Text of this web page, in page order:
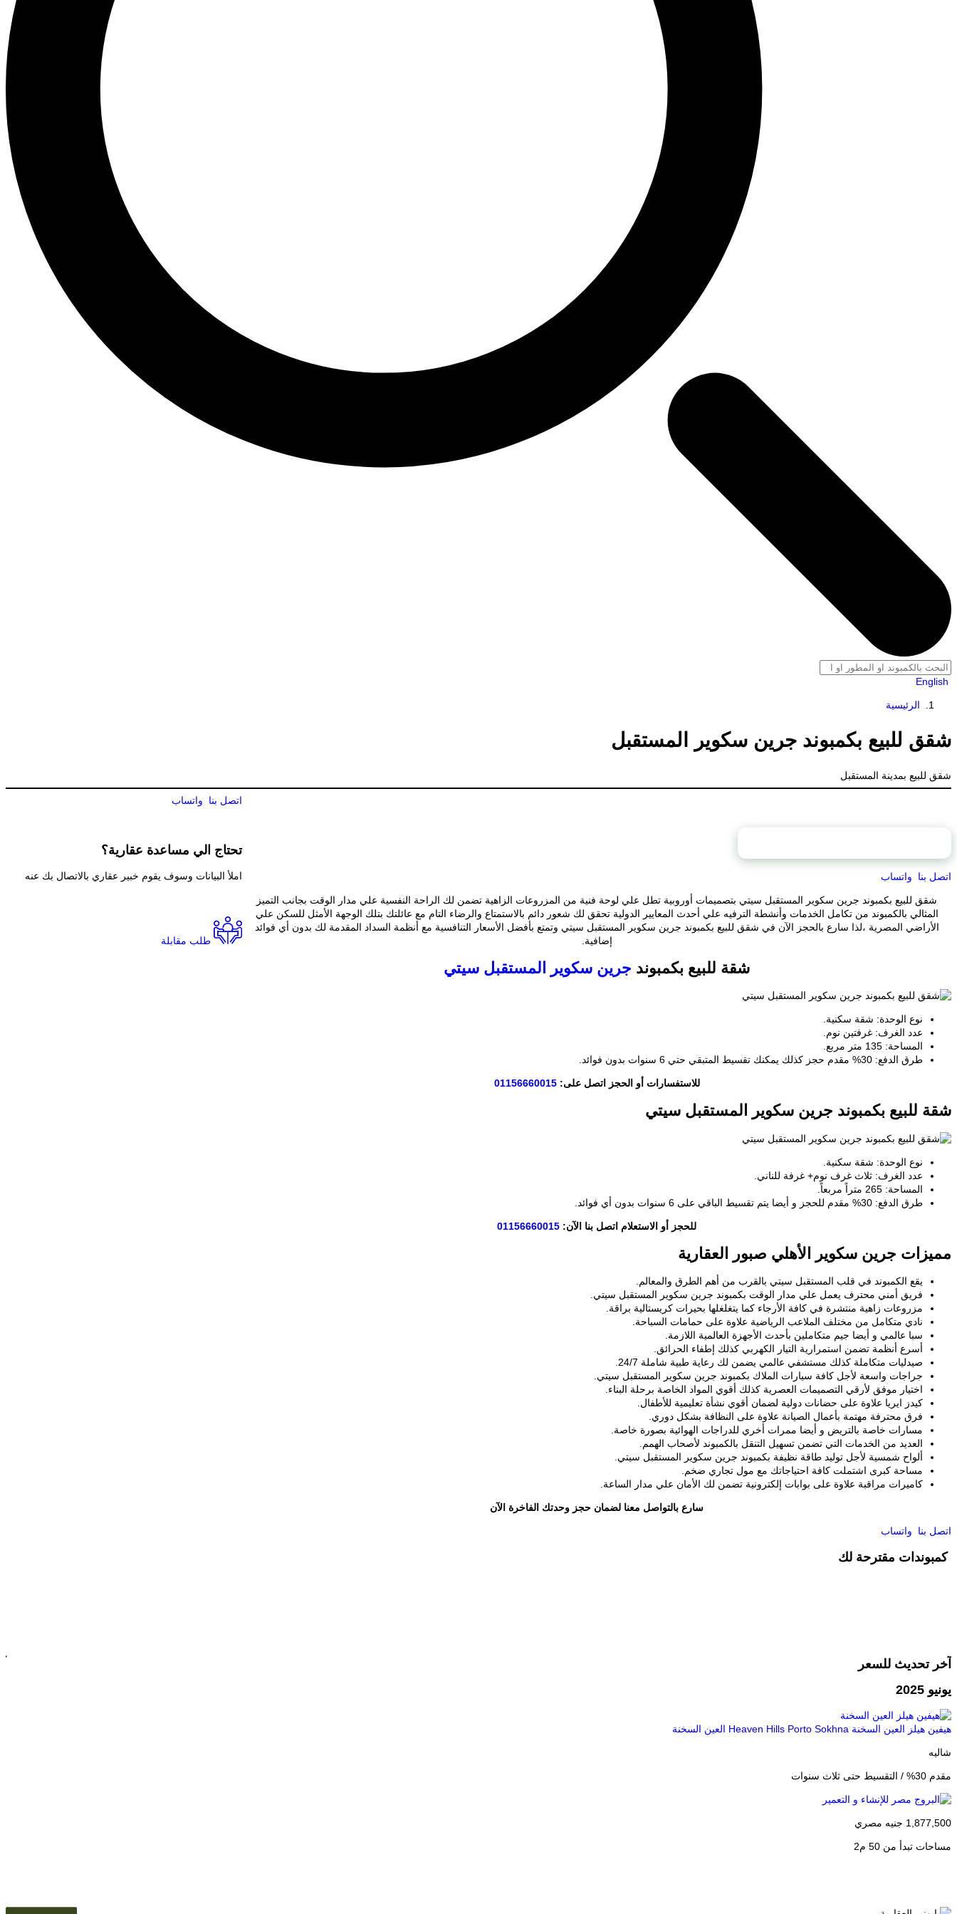
الرئيسية
شقق للبيع بكمبوند جرين سكوير المستقبل
شقق للبيع بمدينة المستقبل
اتصل بنا واتساب
شقق للبيع بكمبوند جرين سكوير المستقبل سيتي بتصميمات أوروبية تطل علي لوحة فنية من المزروعات الزاهية تضمن لك الراحة النفسية علي مدار الوقت بجانب التميز
المثالي بالكمبوند من تكامل الخدمات وأنشطة الترفيه علي أحدث المعايير الدولية تحقق لك شعور دائم بالاستمتاع والرضاء التام مع عائلتك بتلك الوجهة الأمثل للسكن علي
الأراضي المصرية ،لذا سارع بالحجز الآن في شقق للبيع بكمبوند جرين سكوير المستقبل سيتي وتمتع بأفضل الأسعار التنافسية مع أنظمة السداد المقدمة لك بدون أي فوائد
إضافية.
شقة للبيع بكمبوند جرين سكوير المستقبل سيتي
نوع الوحدة: شقة سكنية.
عدد الغرف: غرفتين نوم.
المساحة: 135 متر مربع.
طرق الدفع: 30% مقدم حجز كذلك يمكنك تقسيط المتبقي حتي 6 سنوات بدون فوائد.
للاستفسارات أو الحجز اتصل على:01156660015
شقة للبيع بكمبوند جرين سكوير المستقبل سيتي
نوع الوحدة: شقة سكنية.
عدد الغرف: ثلاث غرف نوم+ غرفة للناني.
المساحة: 265 متراً مربعاً.
طرق الدفع: 30% مقدم للحجز و أيضا يتم تقسيط الباقي على 6 سنوات بدون أي فوائد.
للحجز أو الاستعلام اتصل بنا الآن: 01156660015
مميزات جرين سكوير الأهلي صبور العقارية
يقع الكمبوند في قلب المستقبل سيتي بالقرب من أهم الطرق والمعالم.
فريق أمني محترف يعمل علي مدار الوقت بكمبوند جرين سكوير المستقبل سيتي.
مزروعات زاهية منتشرة في كافة الأرجاء كما يتغلغلها بحيرات كريستالية براقة.
نادي متكامل من مختلف الملاعب الرياضية علاوة على حمامات السباحة.
سبا عالمي و أيضا جيم متكاملين بأحدث الأجهزة العالمية اللازمة.
أسرع أنظمة تضمن استمرارية التيار الكهربي كذلك إطفاء الحرائق.
صيدليات متكاملة كذلك مستشفي عالمي يضمن لك رعاية طبية شاملة 24/7.
جراجات واسعة لأجل كافة سيارات الملاك بكمبوند جرين سكوير المستقبل سيتي.
اختيار موفق لأرقي التصميمات العصرية كذلك أقوي المواد الخاصة برحلة البناء.
كيدز ايريا علاوة على حضانات دولية لضمان أقوي نشأة تعليمية للأطفال.
فرق محترفة مهتمة بأعمال الصيانة علاوة على النظافة بشكل دوري.
مسارات خاصة بالتريض و أيضا ممرات أخري للدراجات الهوائية بصورة خاصة.
العديد من الخدمات التي تضمن تسهيل التنقل بالكمبوند لأصحاب الهمم.
ألواح شمسية لأجل توليد طاقة نظيفة بكمبوند جرين سكوير المستقبل سيتي.
مساحة كبرى اشتملت كافة احتياجاتك مع مول تجاري ضخم.
كاميرات مراقبة علاوة على بوابات إلكترونية تضمن لك الأمان علي مدار الساعة.
سارع بالتواصل معنا لضمان حجز وحدتك الفاخرة الآن
اتصل بنا واتساب
اتصل بنا واتساب
تحتاج الي مساعدة عقارية؟
املأ البيانات وسوف يقوم خبير عقاري بالاتصال بك عنه
طلب مقابلة
كمبوندات مقترحة لك
آخر تحديث للسعر
يونيو 2025
هيفين هيلز العين السخنة Heaven Hills Porto Sokhna العين السخنة
شاليه
مقدم 30% / التقسيط حتى ثلاث سنوات
1,877,500 جنيه مصري
مساحات تبدأ من 50 م2